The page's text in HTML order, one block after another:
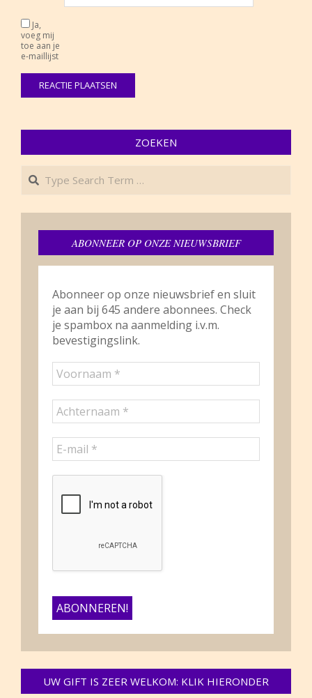
Ja,
voeg mij
toe aan je
e-maillijst
ZOEKEN
Search
ABONNEER OP ONZE NIEUWSBRIEF
Abonneer op onze nieuwsbrief en sluit
je aan bij 645 andere abonnees. Check
je spambox na aanmelding i.v.m.
bevestigingslink.
UW GIFT IS ZEER WELKOM: KLIK HIERONDER